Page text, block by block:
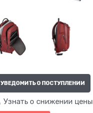
УВЕДОМИТЬ О ПОСТУПЛЕНИИ
Узнать о снижении цены